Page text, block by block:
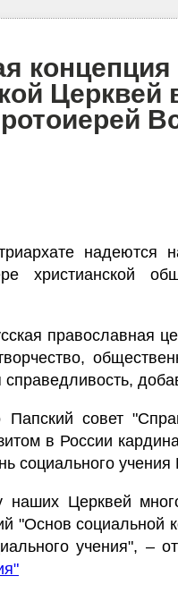
Церквей
надеются
христианской
православная
справедливость,
совет
в России
социального учения
наших Церквей
"Основ социальной
учения",